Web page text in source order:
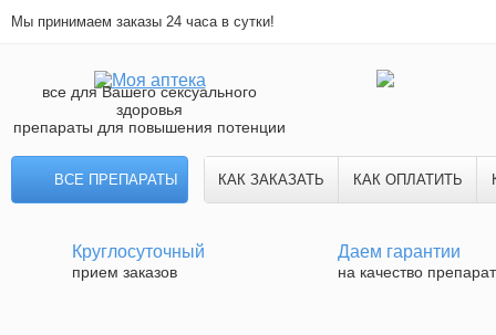
Мы принимаем заказы 24 часа в сутки!
все для Вашего сексуального
здоровья
препараты для повышения потенции
ВСЕ ПРЕПАРАТЫ КАК ЗАКАЗАТЬ КАК ОПЛАТИТЬ
Круглосуточный
прием заказов
Даем гарантии
на качество